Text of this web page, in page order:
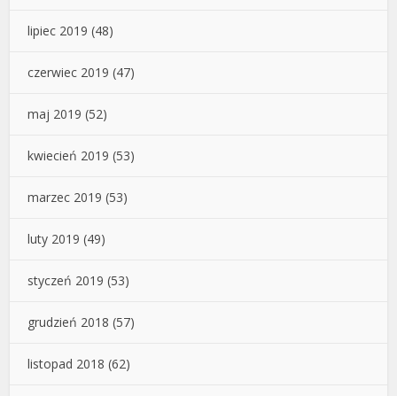
lipiec 2019 (48)
czerwiec 2019 (47)
maj 2019 (52)
kwiecień 2019 (53)
marzec 2019 (53)
luty 2019 (49)
styczeń 2019 (53)
grudzień 2018 (57)
listopad 2018 (62)